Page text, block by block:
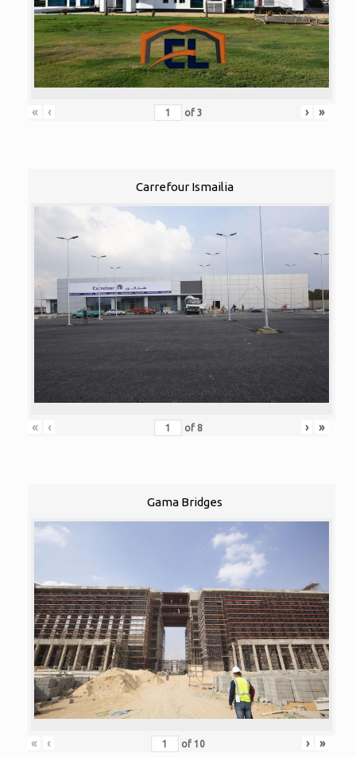
« ‹ of 3 › »
Carrefour Ismailia
« ‹ of 8 › »
Gama Bridges
« ‹ of 10 › »